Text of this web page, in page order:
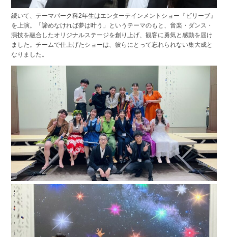
続いて、テーマパーク科2年生はエンターテインメントショー『ビリーブ』
を上演。「諦めなければ夢は叶う」というテーマのもと、音楽・ダンス・
演技を融合したオリジナルステージを創り上げ、観客に勇気と感動を届け
ました。チームで仕上げたショーは、彼らにとって忘れられない集大成と
なりました。